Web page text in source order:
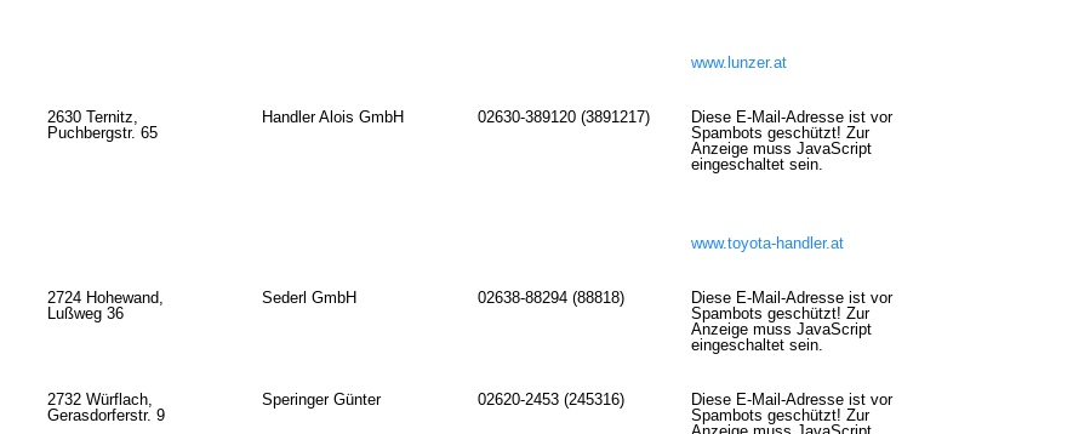
www.lunzer.at
2630 Ternitz,
Puchbergstr. 65
Handler Alois GmbH 02630-389120 (3891217)
Diese E-Mail-Adresse ist vor
Spambots geschützt! Zur
Anzeige muss JavaScript
eingeschaltet sein.
www.toyota-handler.at
2724 Hohewand,
Lußweg 36
Sederl GmbH 02638-88294 (88818)
Diese E-Mail-Adresse ist vor
Spambots geschützt! Zur
Anzeige muss JavaScript
eingeschaltet sein.
2732 Würflach,
Gerasdorferstr. 9
Speringer Günter 02620-2453 (245316)
Diese E-Mail-Adresse ist vor
Spambots geschützt! Zur